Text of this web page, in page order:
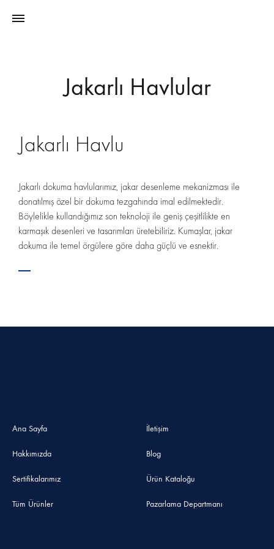
Jakarlı Havlular
Jakarlı Havlu
Jakarlı dokuma havlularımız, jakar desenleme mekanizması ile
donatılmış özel bir dokuma tezgahında imal edilmektedir.
Böylelikle kullandığımız son teknoloji ile geniş çeşitlilikte en
karmaşık desenleri ve tasarımları üretebiliriz. Kumaşlar, jakar
dokuma ile temel örgülere göre daha güçlü ve esnektir.
Ana Sayfa
Hakkımızda
Sertifikalarımız
Tüm Ürünler
İletişim
Blog
Ürün Kataloğu
Pazarlama Departmanı